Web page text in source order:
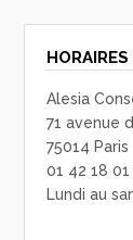
Alesia
71 avenue
75014 Paris
01 42 18 01
Lundi au